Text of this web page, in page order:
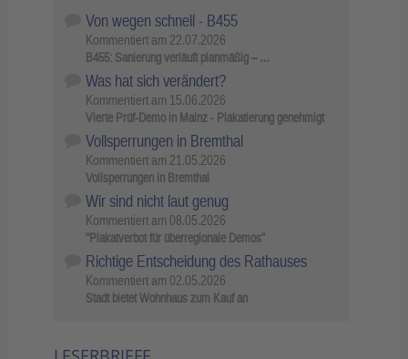
Von wegen schnell - B455
Kommentiert am 22.07.2026
B455: Sanierung verläuft planmäßig – …
Was hat sich verändert?
Kommentiert am 15.06.2026
Vierte Prüf-Demo in Mainz - Plakatierung genehmigt
Vollsperrungen in Bremthal
Kommentiert am 21.05.2026
Vollsperrungen in Bremthal
Wir sind nicht laut genug
Kommentiert am 08.05.2026
"Plakatverbot für überregionale Demos"
Richtige Entscheidung des Rathauses
Kommentiert am 02.05.2026
Stadt bietet Wohnhaus zum Kauf an